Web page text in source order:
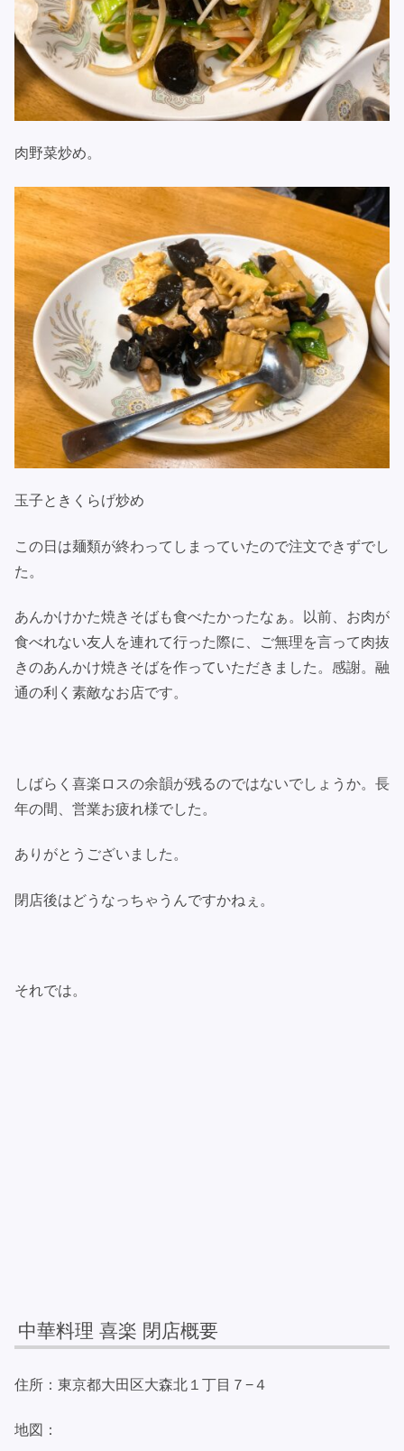
肉野菜炒め。
玉子ときくらげ炒め
この日は麺類が終わってしまっていたので注文できずでし
た。
あんかけかた焼きそばも食べたかったなぁ。以前、お肉が
食べれない友人を連れて行った際に、ご無理を言って肉抜
きのあんかけ焼きそばを作っていただきました。感謝。融
通の利く素敵なお店です。
しばらく喜楽ロスの余韻が残るのではないでしょうか。長
年の間、営業お疲れ様でした。
ありがとうございました。
閉店後はどうなっちゃうんですかねぇ。
それでは。
中華料理 喜楽 閉店概要
住所：東京都大田区大森北１丁目７−４
地図：